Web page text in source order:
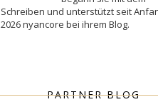
Schreiben und unterstützt seit
2026 nyancore bei ihrem Blog.
PARTNER BLOG